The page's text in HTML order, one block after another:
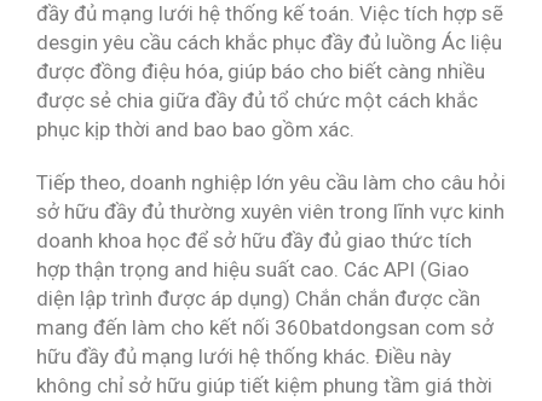
đầy đủ mạng lưới hệ thống kế toán. Việc tích hợp sẽ
desgin yêu cầu cách khắc phục đầy đủ luồng Ác liệu
được đồng điệu hóa, giúp báo cho biết càng nhiều
được sẻ chia giữa đầy đủ tổ chức một cách khắc
phục kịp thời and bao bao gồm xác.
Tiếp theo, doanh nghiệp lớn yêu cầu làm cho câu hỏi
sở hữu đầy đủ thường xuyên viên trong lĩnh vực kinh
doanh khoa học để sở hữu đầy đủ giao thức tích
hợp thận trọng and hiệu suất cao. Các API (Giao
diện lập trình được áp dụng) Chắn chắn được cần
mang đến làm cho kết nối 360batdongsan com sở
hữu đầy đủ mạng lưới hệ thống khác. Điều này
không chỉ sở hữu giúp tiết kiệm phung tầm giá thời